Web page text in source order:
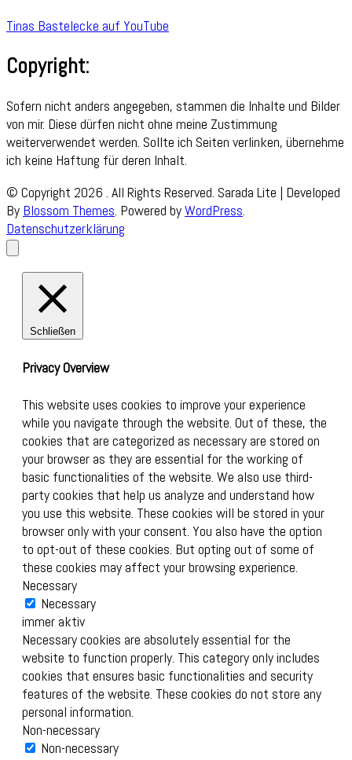
Tinas Bastelecke auf YouTube
Copyright:
Sofern nicht anders angegeben, stammen die Inhalte und Bilder
von mir. Diese dürfen nicht ohne meine Zustimmung
weiterverwendet werden. Sollte ich Seiten verlinken, übernehme
ich keine Haftung für deren Inhalt.
© Copyright 2026 . All Rights Reserved. Sarada Lite | Developed
By Blossom Themes. Powered byWordPress.
Datenschutzerklärung
Schließen
Privacy Overview
This website uses cookies to improve your experience
while you navigate through the website. Out of these, the
cookies that are categorized as necessary are stored on
your browser as they are essential for the working of
basic functionalities of the website. We also use third-
party cookies that help us analyze and understand how
you use this website. These cookies will be stored in your
browser only with your consent. You also have the option
to opt-out of these cookies. But opting out of some of
these cookies may affect your browsing experience.
Necessary
Necessary
immer aktiv
Necessary cookies are absolutely essential for the
website to function properly. This category only includes
cookies that ensures basic functionalities and security
features of the website. These cookies do not store any
personal information.
Non-necessary
Non-necessary